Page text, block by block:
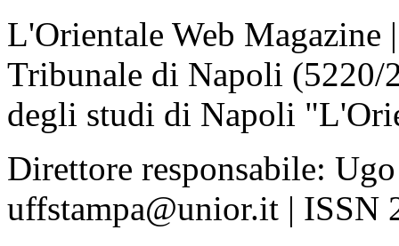
L'Orientale Web Magazine
Tribunale di Napoli
degli studi di Napoli
Direttore responsabile:
uffstampa@unior.it | ISSN